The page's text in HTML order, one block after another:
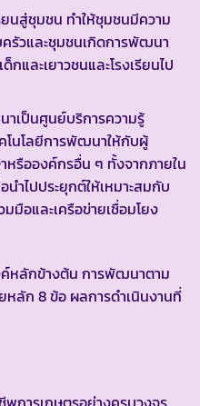
นสู่ชุมชน ทำให้ชุมชนมีความ
รัวและชุมชนเกิดการพัฒนา
ละเยาวชนและโรงเรียนไป
เป็นศูนย์บริการความรู้
โนโลยีการพัฒนาให้กับผู้
รือองค์กรอื่น ๆ ทั้งจากภายใน
นำไปประยุกต์ให้เหมาะสมกับ
มือและเครือข่ายเชื่อมโยง
ลักข้างต้น การพัฒนาตาม
ลัก 8 ข้อ ผลการดำเนินงานที่